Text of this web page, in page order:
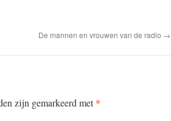
De mannen en vrouwen van de radio →
zijn gemarkeerd met*